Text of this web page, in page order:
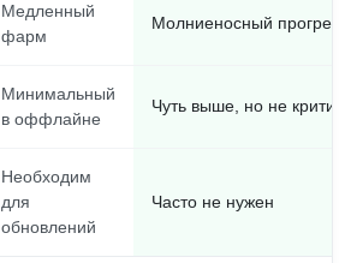
Медленный
фарм
Молниеносный
Минимальный
в оффлайне
Чуть выше, но не
Необходим
для
обновлений
Часто не нужен